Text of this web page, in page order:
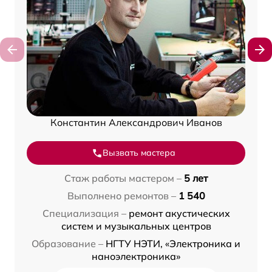
Константин Александрович Иванов
Вызвать мастера
Стаж работы мастером – 5 лет
Выполнено ремонтов – 1 540
Специализация – ремонт акустических
систем и музыкальных центров
Образование – НГТУ НЭТИ, «Электроника и
наноэлектроника»